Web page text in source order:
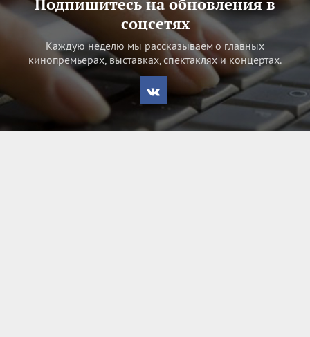
соцсетях
Каждую неделю мы рассказываем о главных
кинопремьерах, выставках, спектаклях и концертах.